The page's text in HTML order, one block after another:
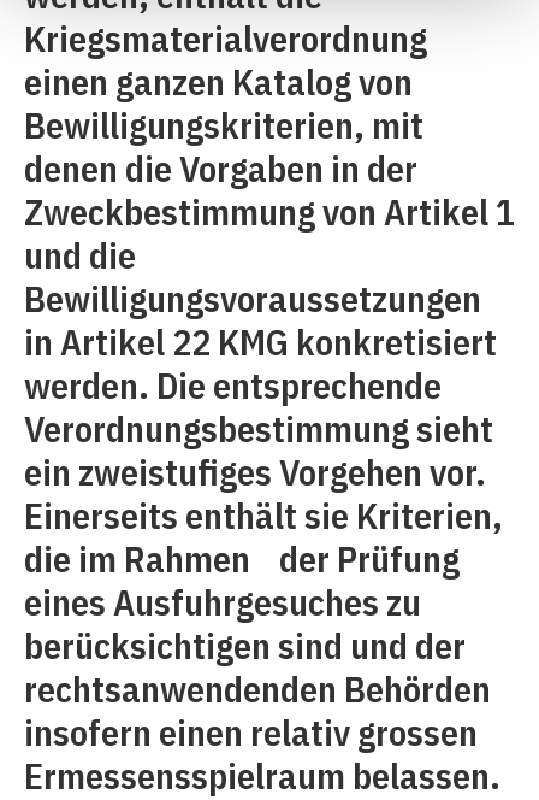
Kriegsmaterialverordnung
einen ganzen Katalog von
Bewilligungskriterien, mit
denen die Vorgaben in der
Zweckbestimmung von Artikel 1
und die
Bewilligungsvoraussetzungen
in Artikel 22 KMG konkretisiert
werden. Die entsprechende
Verordnungsbestimmung sieht
ein zweistufiges Vorgehen vor.
Einerseits enthält sie Kriterien,
die im Rahmen der Prüfung
eines Ausfuhrgesuches zu
berücksichtigen sind und der
rechtsanwendenden Behörden
insofern einen relativ grossen
Ermessensspielraum belassen.